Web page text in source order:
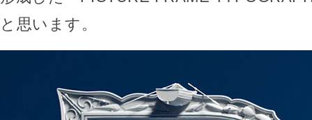
と思います。